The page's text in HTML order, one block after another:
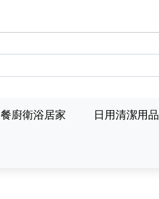
餐廚衛浴居家 日用清潔用品